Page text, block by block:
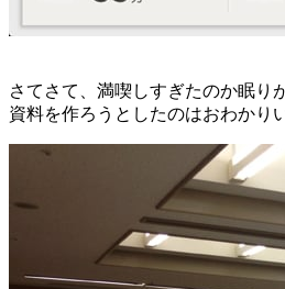
さてさて、満喫しすぎたのか眠り
資料を作ろうとしたのはおわかり